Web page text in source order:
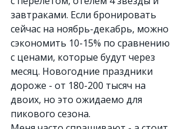
завтраками. Если бронировать
сейчас на ноябрь-декабрь, можно
сэкономить 10-15% по сравнению
с ценами, которые будут через
месяц. Новогодние праздники
дороже - от 180-200 тысяч на
двоих, но это ожидаемо для
пикового сезона.